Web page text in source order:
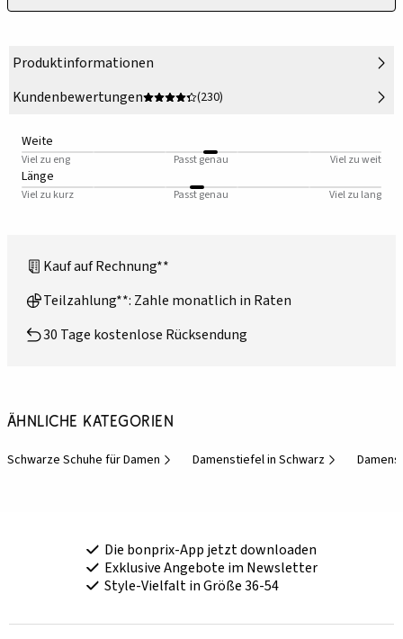
Produktinformationen
Kundenbewertungen
(230)
Weite
Viel zu eng Passt genau Viel zu weit
Länge
Viel zu kurz Passt genau Viel zu lang
Kauf auf Rechnung**
Teilzahlung**: Zahle monatlich in Raten
30 Tage kostenlose Rücksendung
Ähnliche Kategorien
Schwarze Schuhe für Damen Damenstiefel in Schwarz
Die bonprix-App jetzt downloaden
Exklusive Angebote im Newsletter
Style-Vielfalt in Größe 36-54